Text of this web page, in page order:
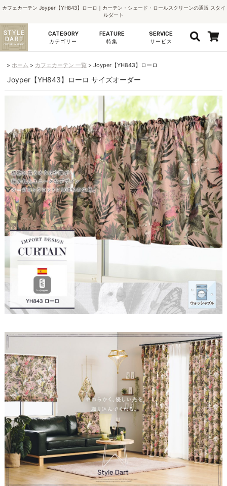
カフェカーテン Joyper【YH843】ローロ｜カーテン・シェード・ロールスクリーンの通販 スタイ
ルダート
CATEGORY
カテゴリー
FEATURE
特集
SERVICE
サービス
ホーム カフェカーテン 一覧 Joyper【YH843】ローロ
Joyper【YH843】ローロ サイズオーダー